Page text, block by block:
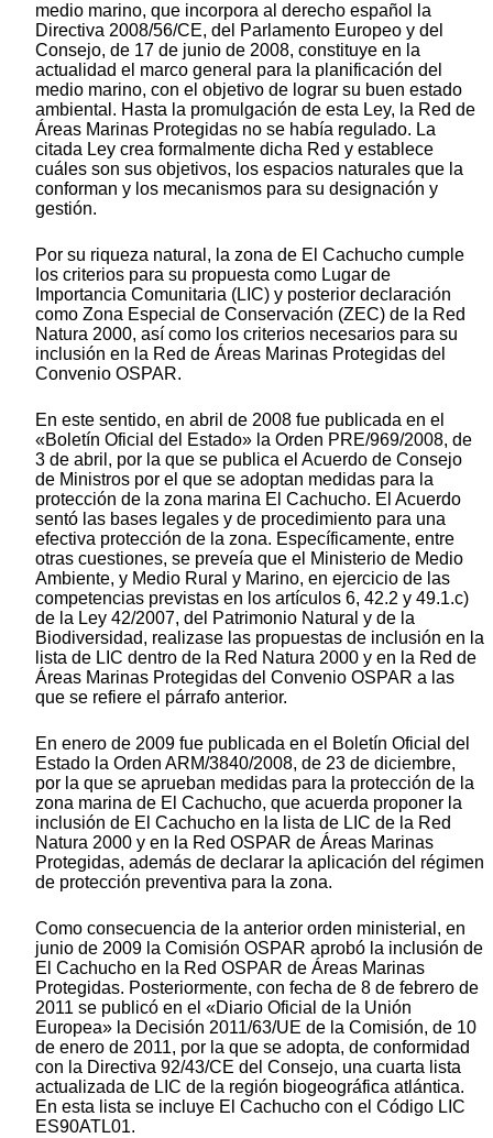
medio marino, que incorpora al derecho español la
Directiva 2008/56/CE, del Parlamento Europeo y del
Consejo, de 17 de junio de 2008, constituye en la
actualidad el marco general para la planificación del
medio marino, con el objetivo de lograr su buen estado
ambiental. Hasta la promulgación de esta Ley, la Red de
Áreas Marinas Protegidas no se había regulado. La
citada Ley crea formalmente dicha Red y establece
cuáles son sus objetivos, los espacios naturales que la
conforman y los mecanismos para su designación y
gestión.
Por su riqueza natural, la zona de El Cachucho cumple
los criterios para su propuesta como Lugar de
Importancia Comunitaria (LIC) y posterior declaración
como Zona Especial de Conservación (ZEC) de la Red
Natura 2000, así como los criterios necesarios para su
inclusión en la Red de Áreas Marinas Protegidas del
Convenio OSPAR.
En este sentido, en abril de 2008 fue publicada en el
«Boletín Oficial del Estado» la Orden PRE/969/2008, de
3 de abril, por la que se publica el Acuerdo de Consejo
de Ministros por el que se adoptan medidas para la
protección de la zona marina El Cachucho. El Acuerdo
sentó las bases legales y de procedimiento para una
efectiva protección de la zona. Específicamente, entre
otras cuestiones, se preveía que el Ministerio de Medio
Ambiente, y Medio Rural y Marino, en ejercicio de las
competencias previstas en los artículos 6, 42.2 y 49.1.c)
de la Ley 42/2007, del Patrimonio Natural y de la
Biodiversidad, realizase las propuestas de inclusión en la
lista de LIC dentro de la Red Natura 2000 y en la Red de
Áreas Marinas Protegidas del Convenio OSPAR a las
que se refiere el párrafo anterior.
En enero de 2009 fue publicada en el Boletín Oficial del
Estado la Orden ARM/3840/2008, de 23 de diciembre,
por la que se aprueban medidas para la protección de la
zona marina de El Cachucho, que acuerda proponer la
inclusión de El Cachucho en la lista de LIC de la Red
Natura 2000 y en la Red OSPAR de Áreas Marinas
Protegidas, además de declarar la aplicación del régimen
de protección preventiva para la zona.
Como consecuencia de la anterior orden ministerial, en
junio de 2009 la Comisión OSPAR aprobó la inclusión de
El Cachucho en la Red OSPAR de Áreas Marinas
Protegidas. Posteriormente, con fecha de 8 de febrero de
2011 se publicó en el «Diario Oficial de la Unión
Europea» la Decisión 2011/63/UE de la Comisión, de 10
de enero de 2011, por la que se adopta, de conformidad
con la Directiva 92/43/CE del Consejo, una cuarta lista
actualizada de LIC de la región biogeográfica atlántica.
En esta lista se incluye El Cachucho con el Código LIC
ES90ATL01.